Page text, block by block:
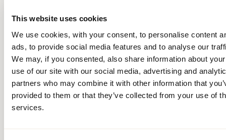
This website uses cookies
We use cookies, with your consent, to personalise content
ads, to provide social media features and to analyse our
We may, if you consented, also share information about your
use of our site with our social media, advertising and
partners who may combine it with other information that
provided to them or that they’ve collected from your use of
services.
för mer information.
Hur lång är utbildningen?
Utbildningen är vanligtvis uppdelad i två block, totalt 4-6
timmar.